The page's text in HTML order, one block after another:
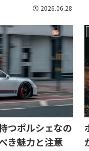
2026.06.28
つポルシェなの
き魅力と注意